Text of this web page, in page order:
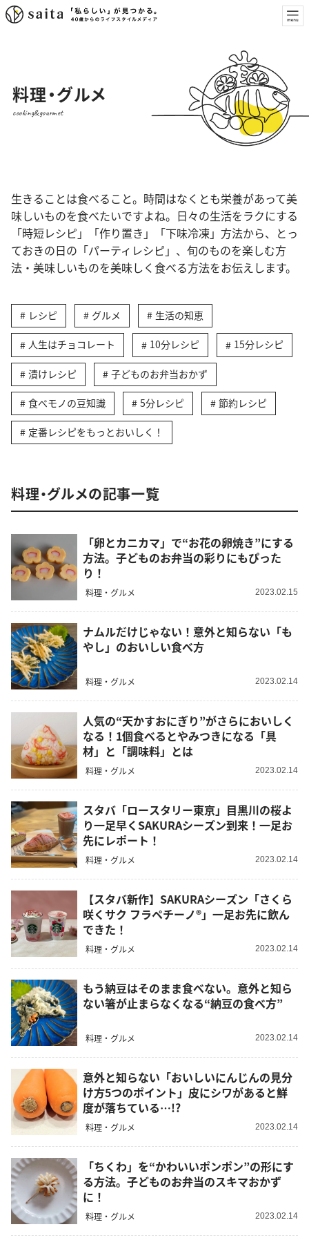
料理・グルメ
cooking&gourmet
生きることは食べること。時間はなくとも栄養があって美
味しいものを食べたいですよね。日々の生活をラクにする
「時短レシピ」「作り置き」「下味冷凍」方法から、とっ
ておきの日の「パーティレシピ」、旬のものを楽しむ方
法・美味しいものを美味しく食べる方法をお伝えします。
レシピ グルメ 生活の知恵
人生はチョコレート 10分レシピ 15分レシピ
漬けレシピ 子どものお弁当おかず
食べモノの豆知識 5分レシピ 節約レシピ
定番レシピをもっとおいしく！
料理・グルメの記事一覧
「卵とカニカマ」で“お花の卵焼き”にする
方法。子どものお弁当の彩りにもぴった
り！
料理・グルメ 2023.02.15
ナムルだけじゃない！意外と知らない「も
やし」のおいしい食べ方
料理・グルメ 2023.02.14
人気の“天かすおにぎり”がさらにおいしく
なる！1個食べるとやみつきになる「具
材」と「調味料」とは
料理・グルメ 2023.02.14
スタバ「ロースタリー東京」目黒川の桜よ
り一足早くSAKURAシーズン到来！一足お
先にレポート！
料理・グルメ 2023.02.14
【スタバ新作】SAKURAシーズン「さくら
咲くサク フラペチーノ®」一足お先に飲ん
できた！
料理・グルメ 2023.02.14
もう納豆はそのまま食べない。意外と知ら
ない箸が止まらなくなる“納豆の食べ方”
料理・グルメ 2023.02.14
意外と知らない「おいしいにんじんの見分
け方5つのポイント」皮にシワがあると鮮
度が落ちている…!?
料理・グルメ 2023.02.14
「ちくわ」を“かわいいポンポン”の形にす
る方法。子どものお弁当のスキマおかず
に！
料理・グルメ 2023.02.14